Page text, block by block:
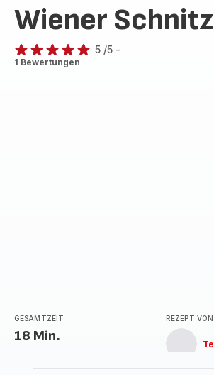
Wiener
Bewertung
5 /5 -
1 Bewertungen
GESAMTZEIT
18 Min.
REZEPT VON